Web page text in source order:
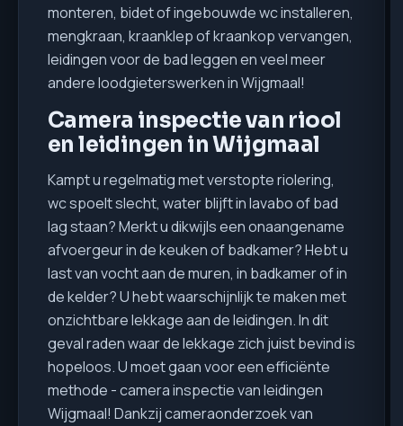
monteren, bidet of ingebouwde wc installeren,
mengkraan, kraanklep of kraankop vervangen,
leidingen voor de bad leggen en veel meer
andere loodgieterswerken in Wijgmaal!
Camera inspectie van riool
en leidingen in Wijgmaal
Kampt u regelmatig met verstopte riolering,
wc spoelt slecht, water blijft in lavabo of bad
lag staan? Merkt u dikwijls een onaangename
afvoergeur in de keuken of badkamer? Hebt u
last van vocht aan de muren, in badkamer of in
de kelder? U hebt waarschijnlijk te maken met
onzichtbare lekkage aan de leidingen. In dit
geval raden waar de lekkage zich juist bevind is
hopeloos. U moet gaan voor een efficiënte
methode - camera inspectie van leidingen
Wijgmaal! Dankzij cameraonderzoek van